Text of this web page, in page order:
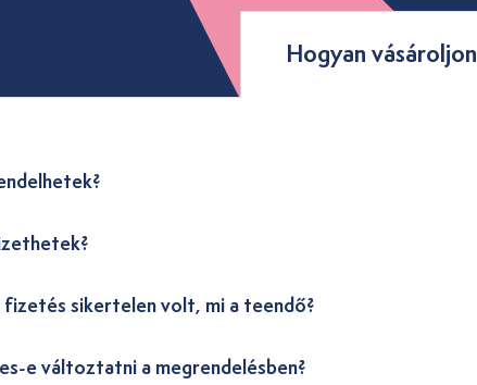
Hogyan vásároljon
fizetés sikertelen volt, mi a teendő?
e változtatni a megrendelésben?